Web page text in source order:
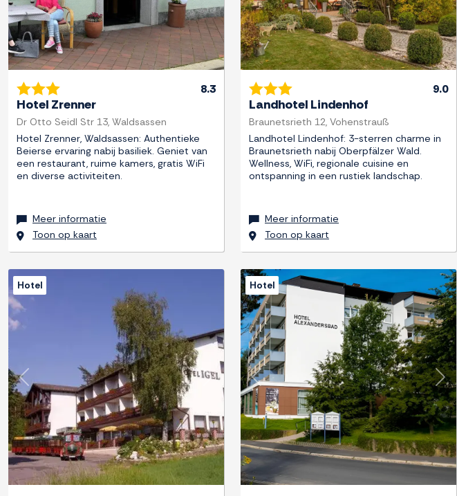
8.3
Hotel Zrenner
Dr Otto Seidl Str 13, Waldsassen
Hotel Zrenner, Waldsassen: Authentieke
Beierse ervaring nabij basiliek. Geniet van
een restaurant, ruime kamers, gratis WiFi
en diverse activiteiten.
Meer informatie
Toon op kaart
9.0
Landhotel Lindenhof
Braunetsrieth 12, Vohenstrauß
Landhotel Lindenhof: 3-sterren charme in
Braunetsrieth nabij Oberpfälzer Wald.
Wellness, WiFi, regionale cuisine en
ontspanning in een rustiek landschap.
Meer informatie
Toon op kaart
Previous Next
Hotel
Previous Next
Hotel